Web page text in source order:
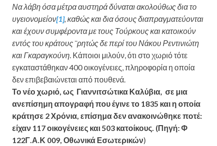
Να λάβη όσα μέτρα αυστηρά δύναται ακολούθως δια το
υγειονομείον[1], καθώς και δια όσους διαπραγματεύονται
και έχουν συμφέροντα με τους Τούρκους και κατοικούν
εντός του κράτους ¨ρητώς δε περί του Νάκου Ρεντινιώτη
και Γκαραγκούνη. Κάποιοι μιλούν, ότι στο χωριό τότε
εγκαταστάθηκαν 400 οικογένειες, πληροφορία η οποία
δεν επιβεβαιώνεται από πουθενά.
Το νέο χωριό, ως Γιαννιτσώτικα Καλύβια, σε μια
ανεπίσημη απογραφή που έγινε το 1835 και η οποία
κράτησε 2 Χρόνια, επίσημα δεν ανακοινώθηκε ποτέ:
είχαν 117 οικογένειες και 503 κατοίκους. (Πηγή: Φ
122Γ.Α.Κ 009, Οθωνικά Εσωτερικών)